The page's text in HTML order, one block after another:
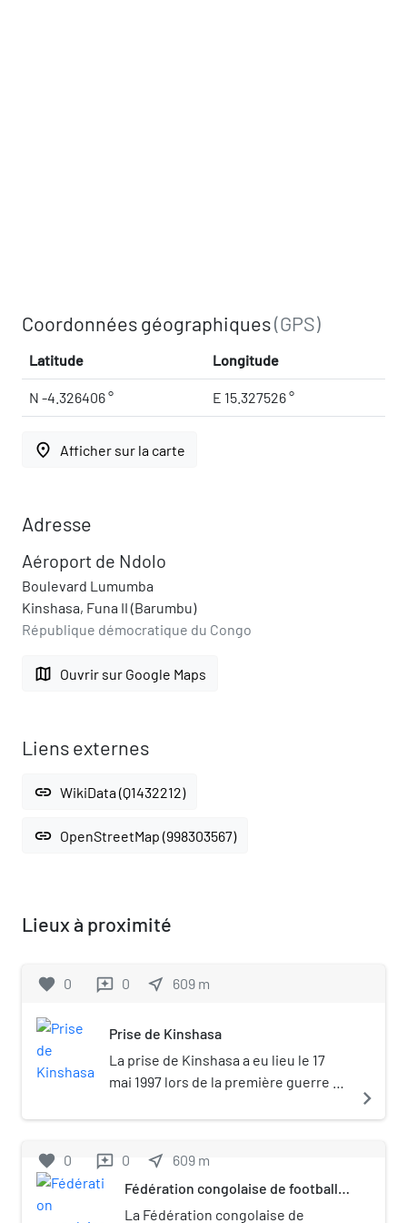
Coordonnées géographiques(GPS)
Latitude Longitude
N -4.326406 ° E 15.327526 °
place Afficher sur la carte
Adresse
Aéroport de Ndolo
Boulevard Lumumba
Kinshasa, Funa II (Barumbu)
République démocratique du Congo
map Ouvrir sur Google Maps
Liens externes
link WikiData (Q1432212)
link OpenStreetMap (998303567)
Lieux à proximité
favorite 0 reviews 0 near_me 609 m
Prise de Kinshasa
La prise de Kinshasa a eu lieu le 17
mai 1997 lors de la première guerre du
chute du régime de Mobutu Sese
Laurent-Désiré Kabila. Les rebelles
de l'Alliance des forces
démocratiques pour la libération du
navigate_next
favorite 0 reviews 0 near_me 609 m
Fédération congolaise de football
La Fédération congolaise de